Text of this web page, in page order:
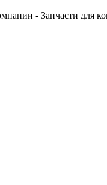
- Запчасти для